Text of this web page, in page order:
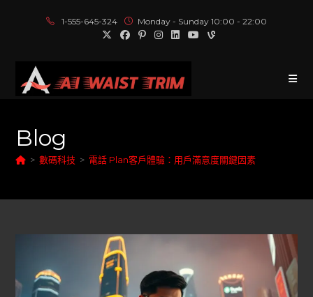
1-555-645-324 Monday - Sunday 10:00 - 22:00
Blog
> 數碼科技 > 電話 Plan客戶體驗：用戶滿意度關鍵因素